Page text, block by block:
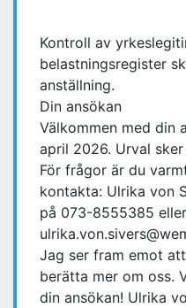
Kontroll av
belastningsregister
anställning.
Din ansökan
Välkommen med din
april 2026. Urval
För frågor är du
kontakta: Ulrika von
på 073-8555385 eller
Jag ser fram emot
berätta mer om oss.
din ansökan! Ulrika